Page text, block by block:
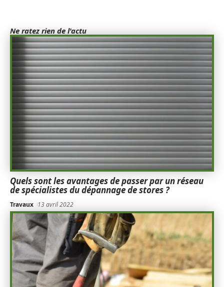
Ne ratez rien de l'actu
Quels sont les avantages de passer par un réseau
de spécialistes du dépannage de stores ?
Travaux 13 avril 2022